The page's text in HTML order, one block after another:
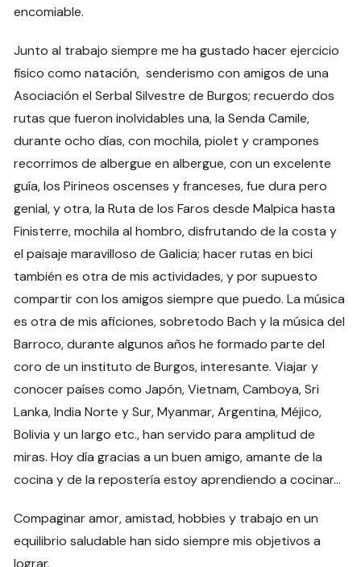
encomiable.
Junto al trabajo siempre me ha gustado hacer ejercicio
físico como natación, senderismo con amigos de una
Asociación el Serbal Silvestre de Burgos; recuerdo dos
rutas que fueron inolvidables una, la Senda Camile,
durante ocho días, con mochila, piolet y crampones
recorrimos de albergue en albergue, con un excelente
guía, los Pirineos oscenses y franceses, fue dura pero
genial, y otra, la Ruta de los Faros desde Malpica hasta
Finisterre, mochila al hombro, disfrutando de la costa y
el paisaje maravilloso de Galicia; hacer rutas en bici
también es otra de mis actividades, y por supuesto
compartir con los amigos siempre que puedo. La música
es otra de mis aficiones, sobretodo Bach y la música del
Barroco, durante algunos años he formado parte del
coro de un instituto de Burgos, interesante. Viajar y
conocer países como Japón, Vietnam, Camboya, Sri
Lanka, India Norte y Sur, Myanmar, Argentina, Méjico,
Bolivia y un largo etc., han servido para amplitud de
miras. Hoy día gracias a un buen amigo, amante de la
cocina y de la repostería estoy aprendiendo a cocinar…
Compaginar amor, amistad, hobbies y trabajo en un
equilibrio saludable han sido siempre mis objetivos a
lograr.